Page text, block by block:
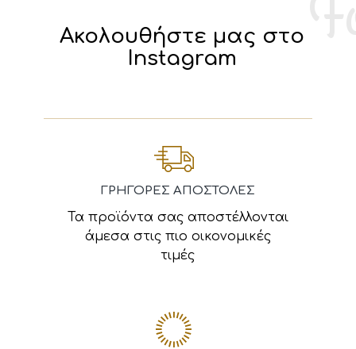
Ακολουθήστε μας στο
Instagram
ΓΡΗΓΟΡΕΣ ΑΠΟΣΤΟΛΕΣ
Τα προϊόντα σας αποστέλλονται
άμεσα στις πιο οικονομικές
τιμές